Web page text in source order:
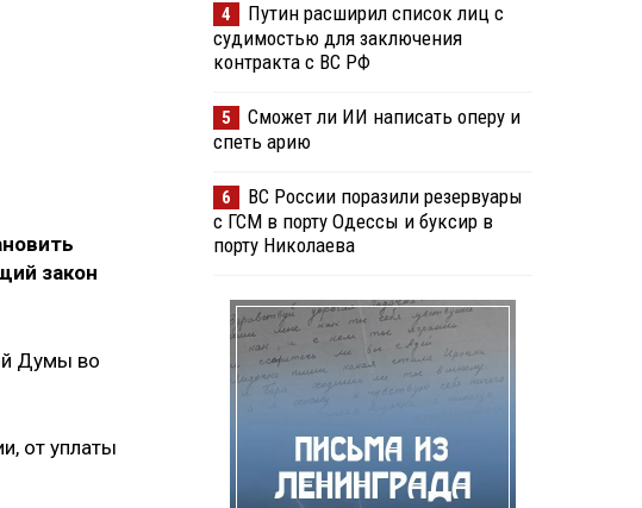
закон
Думы во
от уплаты
4
Путин расширил список лиц с
судимостью для заключения
контракта с ВС РФ
5
Сможет ли ИИ написать оперу и
спеть арию
6
ВС России поразили резервуары
с ГСМ в порту Одессы и буксир в
порту Николаева